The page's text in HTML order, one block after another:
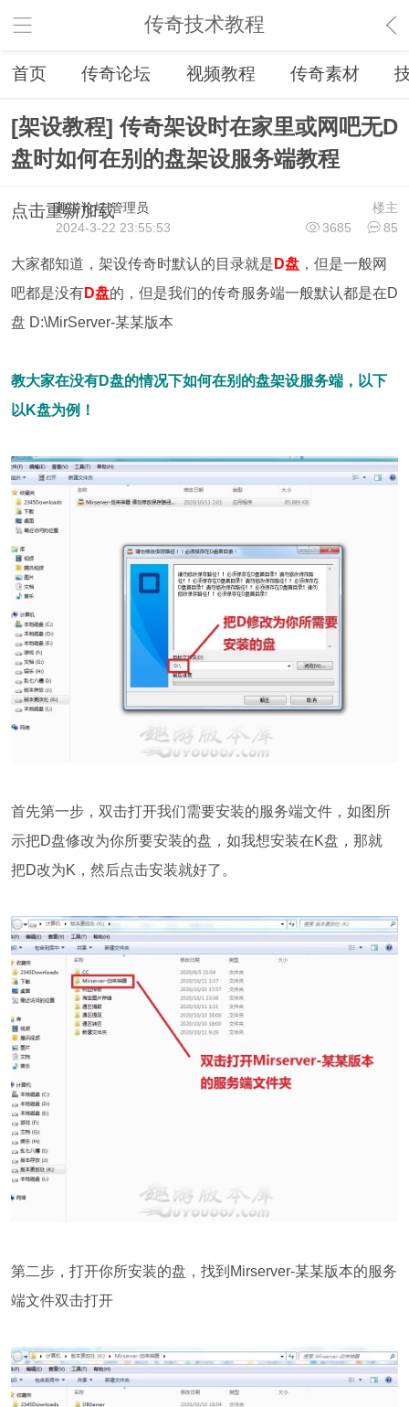
传奇技术教程
首页 传奇论坛 视频教程 传奇素材
[架设教程] 传奇架设时在家里或网吧无D
盘时如何在别的盘架设服务端教程
点击重新加载 楼主
趣游论坛 管理员
3685
85
2024-3-22 23:55:53
大家都知道，架设传奇时默认的目录就是 D盘，但是一般网
吧都是没有D盘的，但是我们的传奇服务端一般默认都是在D
盘 D:\MirServer-某某版本
教大家在没有D盘的情况下如何在别的盘架设服务端，以下
以K盘为例！
首先第一步，双击打开我们需要安装的服务端文件，如图所
示把D盘修改为你所要安装的盘，如我想安装在K盘，那就
把D改为K，然后点击安装就好了。
第二步，打开你所安装的盘，找到Mirserver-某某版本的服务
端文件双击打开